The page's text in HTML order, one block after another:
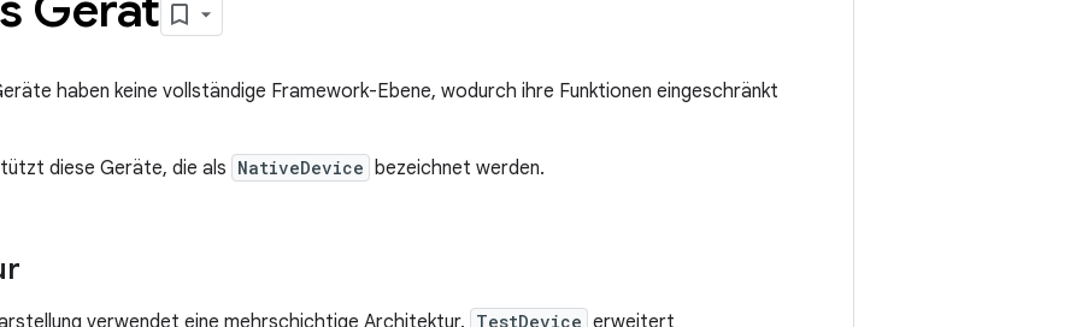
haben keine vollständige Framework-Ebene, wodurch ihre Funktionen eingeschränkt
diese Geräte, die als NativeDevice bezeichnet werden.
verwendet eine mehrschichtige Architektur. TestDevice erweitert